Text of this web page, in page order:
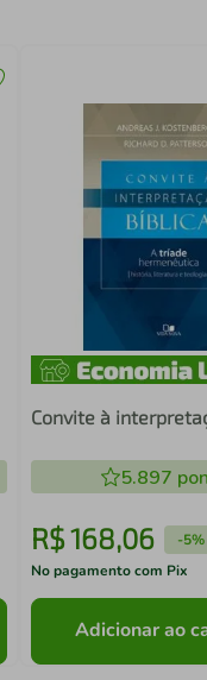
Convite à
5.897
R$168,06 -5%
No pagamento com Pix
Adicionar ao